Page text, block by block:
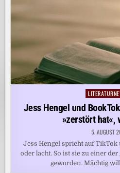
Posted
in
Jess Hengel und
»zerstört hat«,
5. AUGUST
Jess Hengel spricht auf TikTok
oder lacht. So ist sie zu einer
geworden. Mächtig